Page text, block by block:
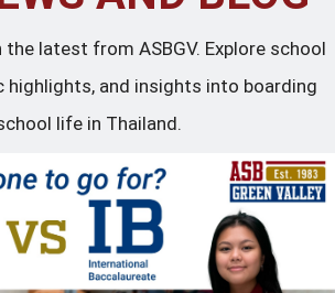
latest from ASBGV. Explore school
highlights, and insights into boarding
life in Thailand.